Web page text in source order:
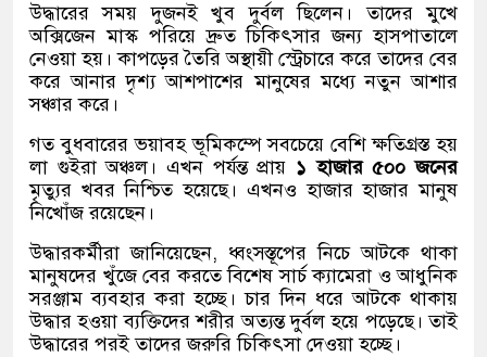
উদ্ধারের সময় দুজনই খুব দুর্বল ছিলেন। তাদের মুখে
অক্সিজেন মাস্ক পরিয়ে দ্রুত চিকিৎসার জন্য হাসপাতালে
নেওয়া হয়। কাপড়ের তৈরি অস্থায়ী স্ট্রেচারে করে তাদের বের
করে আনার দৃশ্য আশপাশের মানুষের মধ্যে নতুন আশার
সঞ্চার করে।
গত বুধবারের ভয়াবহ ভূমিকম্পে সবচেয়ে বেশি ক্ষতিগ্রস্ত হয়
লা গুইরা অঞ্চল। এখন পর্যন্ত প্রায় ১ হাজার ৫০০ জনের
মৃত্যুর খবর নিশ্চিত হয়েছে। এখনও হাজার হাজার মানুষ
নিখোঁজ রয়েছেন।
উদ্ধারকর্মীরা জানিয়েছেন, ধ্বংসস্তূপের নিচে আটকে থাকা
মানুষদের খুঁজে বের করতে বিশেষ সার্চ ক্যামেরা ও আধুনিক
সরঞ্জাম ব্যবহার করা হচ্ছে। চার দিন ধরে আটকে থাকায়
উদ্ধার হওয়া ব্যক্তিদের শরীর অত্যন্ত দুর্বল হয়ে পড়েছে। তাই
উদ্ধারের পরই তাদের জরুরি চিকিৎসা দেওয়া হচ্ছে।